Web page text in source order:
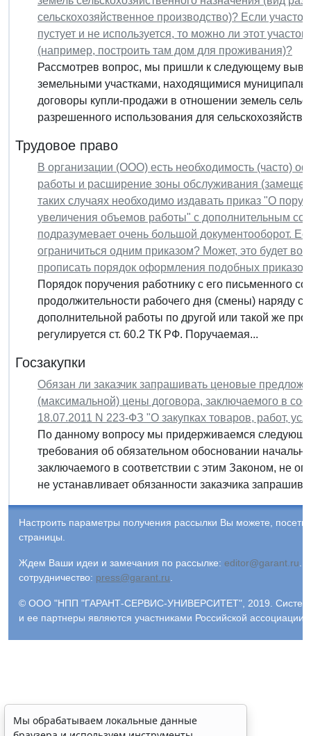
сельскохозяйственное производство)? Если
пустует и не используется, то можно ли этот
(например, построить там дом для проживания)?
Рассмотрев вопрос, мы пришли к следующему
земельными участками, находящимися
договоры купли-продажи в отношении земель
разрешенного использования для
Трудовое право
В организации (ООО) есть необходимость (часто)
работы и расширение зоны обслуживания
таких случаях необходимо издавать приказ "О
увеличения объемов работы" с дополнительным
подразумевает очень большой документооборот.
ограничиться одним приказом? Может, это будет
прописать порядок оформления подобных
Порядок поручения работнику с его письменного
продолжительности рабочего дня (смены) наряду
дополнительной работы по другой или такой же
регулируется ст. 60.2 ТК РФ. Поручаемая...
Госзакупки
Обязан ли заказчик запрашивать ценовые
(максимальной) цены договора, заключаемого в
18.07.2011 N 223-ФЗ "О закупках товаров, работ,
По данному вопросу мы придерживаемся
требования об обязательном обосновании
заключаемого в соответствии с этим Законом, не
не устанавливает обязанности заказчика
Настроить параметры получения рассылки Вы можете,
страницы.
Ждем Ваши идеи и замечания по рассылке: editor@garant.ru
сотрудничество: press@garant.ru
© ООО "НПП "ГАРАНТ-СЕРВИС-УНИВЕРСИТЕТ", 2019. Система
и ее партнеры являются участниками Российской
Мы обрабатываем локальные данные